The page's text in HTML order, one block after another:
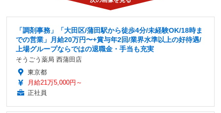
「調剤事務」「大田区/蒲田駅から徒歩4分/未経験OK/18時ま
での営業」月給20万円〜+賞与年2回/業界水準以上の好待遇/
上場グループならではの退職金・手当も充実
そうごう薬局 西蒲田店
東京都
月給21万5,000円～
正社員